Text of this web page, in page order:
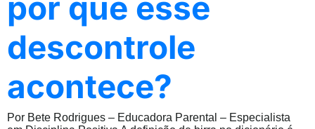
por que esse
descontrole
acontece?
Por Bete Rodrigues – Educadora Parental – Especialista